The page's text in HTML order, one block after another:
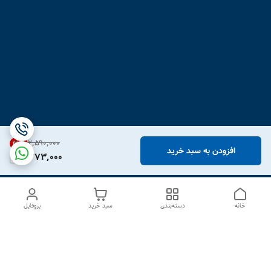
۲٬۵۹۰٬۰۰۰ 31%
1,773,000 افزودن به سبد خرید
پروفایل سبد خرید دسته‌بندی خانه